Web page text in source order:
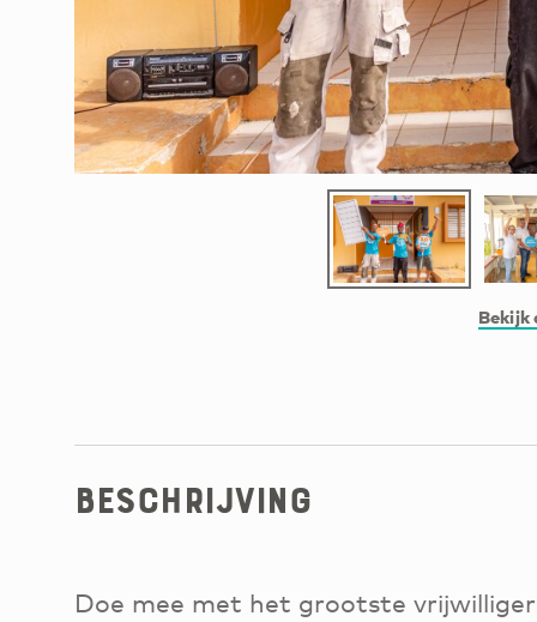
Bekijk
Beschrijving
Doe mee met het grootste